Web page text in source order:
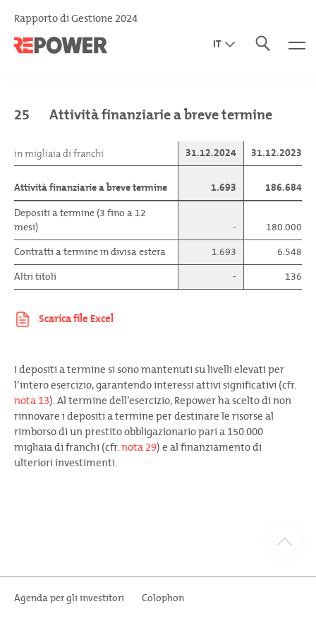
Rapporto di Gestione 2024
IT
25 Attività finanziarie a breve termine
in migliaia di franchi 31.12.2024 31.12.2023
Attività finanziarie a breve termine 1.693
186.684
Depositi a termine (3 fino a 12
mesi)
-
180.000
Contratti a termine in divisa estera
1.693
6.548
Altri titoli
- 136
I depositi a termine si sono mantenuti su livelli elevati per
l’intero esercizio, garantendo interessi attivi significativi (cfr.
nota 13). Al termine dell’esercizio, Repower ha scelto di non
rinnovare i depositi a termine per destinare le risorse al
rimborso di un prestito obbligazionario pari a 150.000
migliaia di franchi (cfr.nota 29) e al finanziamento di
ulteriori investimenti.
Agenda per gli investitori Colophon